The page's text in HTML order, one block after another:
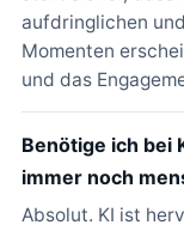
aufdringlichen
Momenten
und das
Benötige ich bei
immer noch
Absolut. KI ist